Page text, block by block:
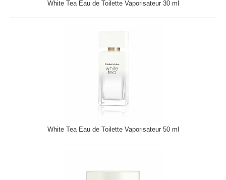
White Tea Eau de Toilette Vaporisateur 30 ml
White Tea Eau de Toilette Vaporisateur 50 ml